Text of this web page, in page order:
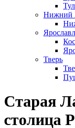
Нижний
Тверь
Старая
столица